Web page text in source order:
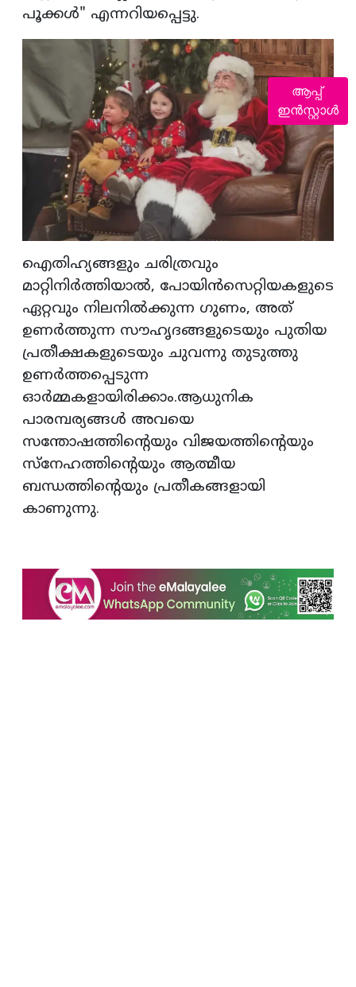
പൂക്കൾ" എന്നറിയപ്പെട്ടു.
ഐതിഹ്യങ്ങളും ചരിത്രവും
മാറ്റിനിർത്തിയാൽ, പോയിൻസെറ്റിയകളുടെ
ഏറ്റവും നിലനിൽക്കുന്ന ഗുണം, അത്
ഉണർത്തുന്ന സൗഹൃദങ്ങളുടെയും പുതിയ
പ്രതീക്ഷകളുടെയും ചുവന്നു തുടുത്തു
ഉണർത്തപ്പെടുന്ന
ഓർമ്മകളായിരിക്കാം.ആധുനിക
പാരമ്പര്യങ്ങൾ അവയെ
സന്തോഷത്തിന്റെയും വിജയത്തിന്റെയും
സ്നേഹത്തിന്റെയും ആത്മീയ
ബന്ധത്തിന്റെയും പ്രതീകങ്ങളായി
കാണുന്നു.
ആപ്പ്
ഇൻസ്റ്റാൾ